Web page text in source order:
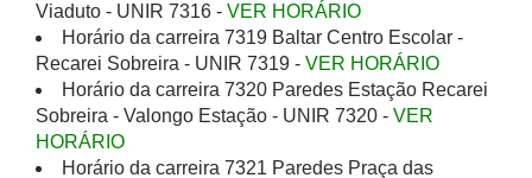
Viaduto - UNIR 7316 - VER HORÁRIO
Horário da carreira 7319 Baltar Centro Escolar -
Recarei Sobreira - UNIR 7319 - VER HORÁRIO
Horário da carreira 7320 Paredes Estação Recarei
Sobreira - Valongo Estação - UNIR 7320 - VER
HORÁRIO
Horário da carreira 7321 Paredes Praça das